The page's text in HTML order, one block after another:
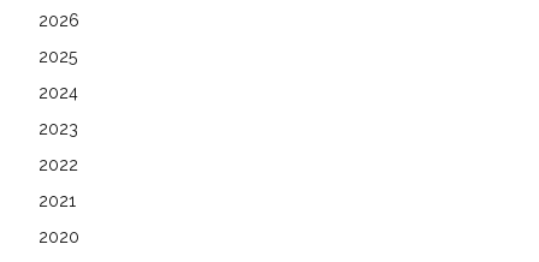
2026
2025
2024
2023
2022
2021
2020